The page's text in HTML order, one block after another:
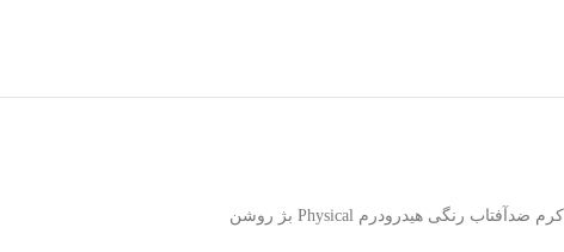
کرم ضدآفتاب رنگی هیدرودرم Physical بژ روشن